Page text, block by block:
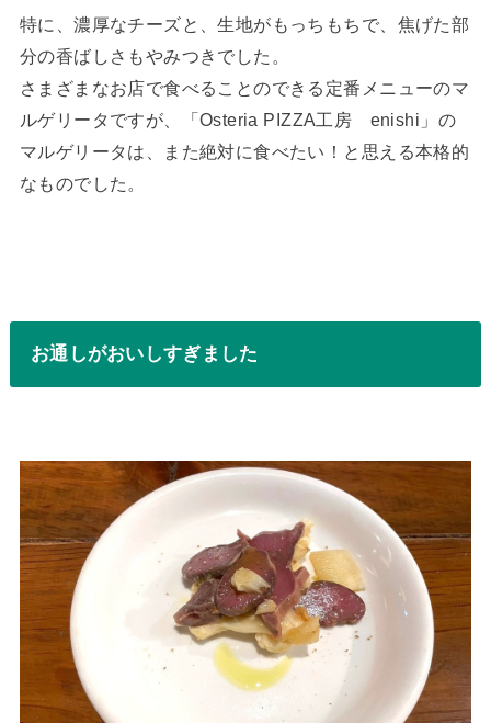
特に、濃厚なチーズと、生地がもっちもちで、焦げた部
分の香ばしさもやみつきでした。
さまざまなお店で食べることのできる定番メニューのマ
ルゲリータですが、「Osteria PIZZA工房 enishi」の
マルゲリータは、また絶対に食べたい！と思える本格的
なものでした。
お通しがおいしすぎました